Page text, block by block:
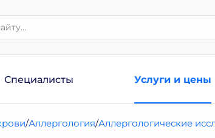
Специалисты Услуги и цены
Аллергология Аллергологические